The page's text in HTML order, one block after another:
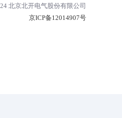
北京北开电气股份有限公司
京ICP备12014907号